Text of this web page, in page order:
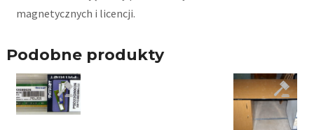
magnetycznych i licencji.
Podobne produkty